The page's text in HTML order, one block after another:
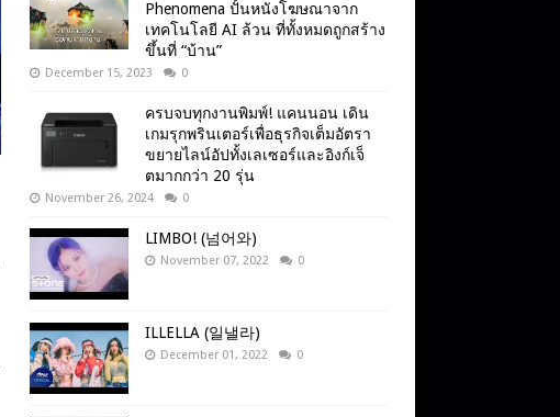
Phenomena ปั้นหนังโฆษณาจาก
เทคโนโลยี AI ล้วน ที่ทั้งหมดถูกสร้าง
ขึ้นที่ “บ้าน”
December 15, 2023 0
ครบจบทุกงานพิมพ์! แคนนอน เดิน
เกมรุกพรินเตอร์เพื่อธุรกิจเต็มอัตรา
ขยายไลน์อัปทั้งเลเซอร์และอิงก์เจ็
ตมากกว่า 20 รุ่น
November 26, 2024 0
LIMBO! (넘어와)
November 07, 2022 0
ILLELLA (일낼라)
December 01, 2022 0